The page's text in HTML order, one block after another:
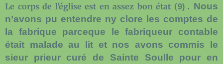
Le corps de l'église est en assez bon état (9) . Nous
n’avons pu entendre ny clore les comptes de
la fabrique parceque le fabriqueur contable
était malade au lit et nos avons commis le
sieur prieur curé de Sainte Soulle pour en